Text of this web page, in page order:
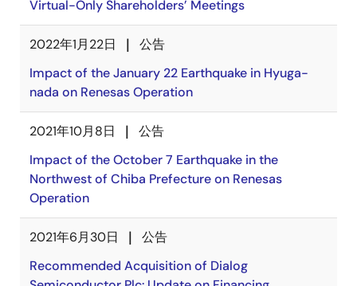
Virtual-Only Shareholders’ Meetings
2022年1月22日
公告
Impact of the January 22 Earthquake in Hyuga-
nada on Renesas Operation
2021年10月8日
公告
Impact of the October 7 Earthquake in the
Northwest of Chiba Prefecture on Renesas
Operation
2021年6月30日
公告
Recommended Acquisition of Dialog